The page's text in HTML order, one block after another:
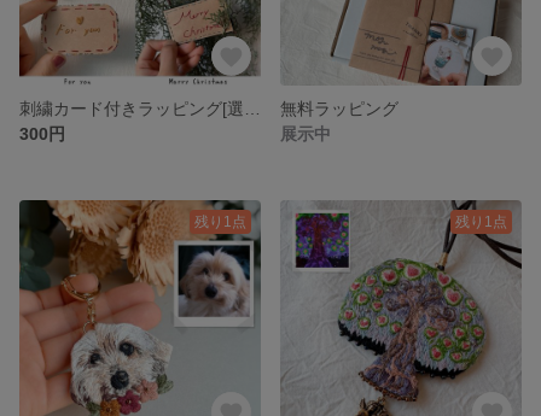
300円
無料ラッピング
展示中
残り1点 残り1点